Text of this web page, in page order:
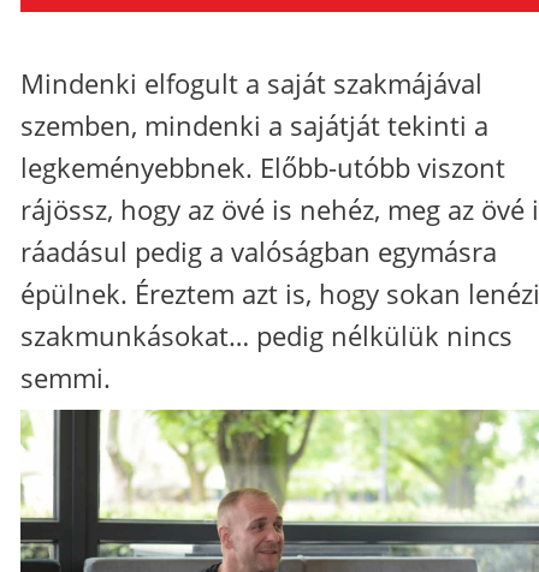
Mindenki elfogult a saját szakmájával
szemben, mindenki a sajátját tekinti a
legkeményebbnek. Előbb-utóbb viszont
rájössz, hogy az övé is nehéz, meg az övé
ráadásul pedig a valóságban egymásra
épülnek. Éreztem azt is, hogy sokan
szakmunkásokat… pedig nélkülük nincs
semmi.